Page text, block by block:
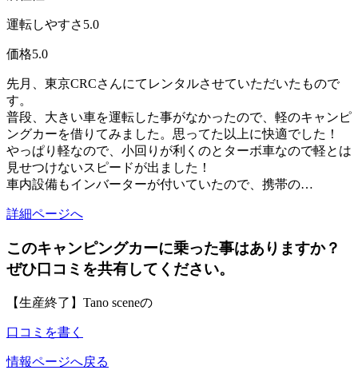
運転しやすさ 5.0
価格5.0
先月、東京CRCさんにてレンタルさせていただいたもので
す。
普段、大きい車を運転した事がなかったので、軽のキャンピ
ングカーを借りてみました。思ってた以上に快適でした！
やっぱり軽なので、小回りが利くのとターボ車なので軽とは
見せつけないスピードが出ました！
車内設備もインバーターが付いていたので、携帯の…
詳細ページへ
このキャンピングカーに乗った事はありますか？
ぜひ口コミを共有してください。
【生産終了】Tano sceneの
口コミを書く
情報ページへ戻る